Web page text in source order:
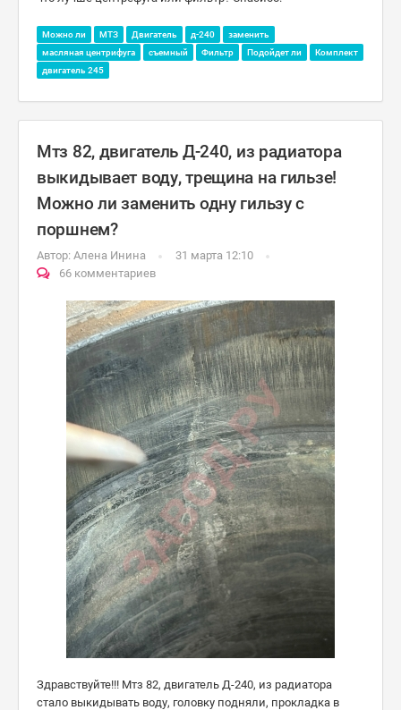
Можно ли МТЗ Двигатель д-240
заменить
масляная центрифуга
съемный Фильтр Подойдет ли
Комплект
двигатель 245
Мтз 82, двигатель Д-240, из радиатора
выкидывает воду, трещина на гильзе!
Можно ли заменить одну гильзу с
поршнем?
Автор: Алена Инина
31 марта 12:10
66 комментариев
Здравствуйте!!! Мтз 82, двигатель Д-240, из радиатора
стало выкидывать воду, головку подняли, прокладка в